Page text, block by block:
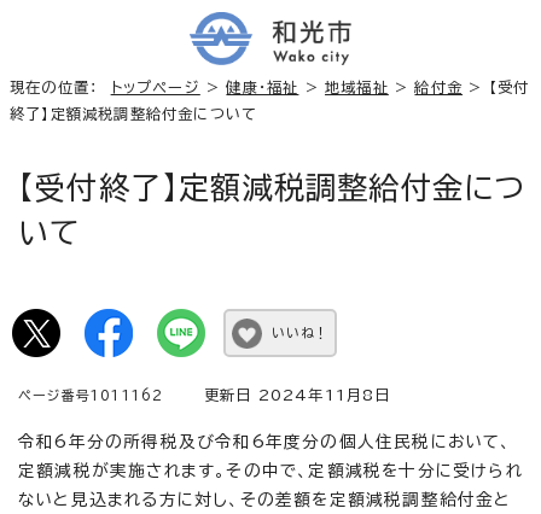
現在の位置： トップページ >健康・福祉 >地域福祉 >給付金 > 【受付
終了】定額減税調整給付金について
【受付終了】定額減税調整給付金につ
いて
いいね！
ページ番号1011162 更新日 2024年11月8日
令和6年分の所得税及び令和6年度分の個人住民税において、
定額減税が実施されます。その中で、定額減税を十分に受けられ
ないと見込まれる方に対し、その差額を定額減税調整給付金と